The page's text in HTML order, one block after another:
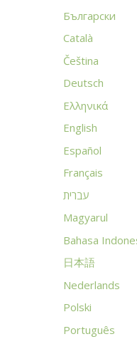
Български
Català
Čeština
Deutsch
Ελληνικά
English
Español
Français
עברית
Magyarul
Bahasa
日本語
Nederlands
Polski
Português